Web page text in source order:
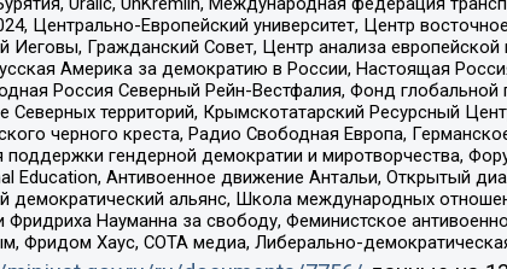
Центрально-Европейский университет, Центр
Иеговы, Гражданский Совет, Центр анализа
Америка за демократию в России, Настоящая
Россия Северный Рейн-Вестфалия, Фонд
территорий, Крымскотатарский Ресурсный
черного креста, Радио Свободная Европа,
гендерной демократии и миротворчества,
Education, Антивоенное движение Антальи, Открытый
демократический альянс, Школа международных
Науманна за свободу, Феминистское
Фридом Хаус, СОТА медиа, Либерально-